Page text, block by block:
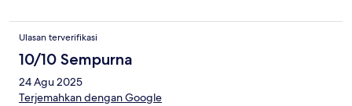
Ulasan terverifikasi
10/10 Sempurna
24 Agu 2025
Terjemahkan dengan Google